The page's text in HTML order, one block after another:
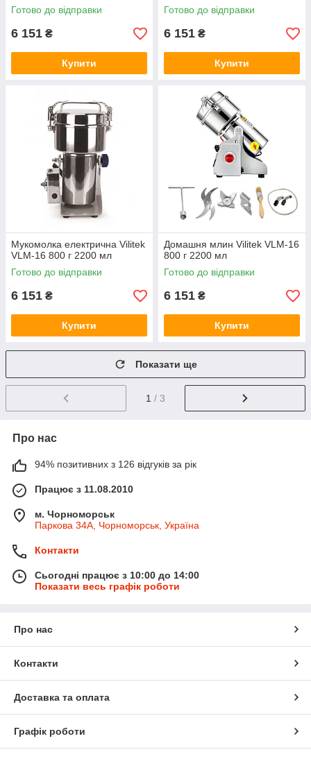
Готово до відправки
6 151 ₴
Купити
Готово до відправки
6 151 ₴
Купити
Мукомолка електрична Vilitek
VLM-16 800 г 2200 мл
Готово до відправки
6 151 ₴
Купити
Домашня млин Vilitek VLM-16
800 г 2200 мл
Готово до відправки
6 151 ₴
Купити
Показати ще
1 / 3
Про нас
94% позитивних з 126 відгуків за рік
Працює з 11.08.2010
м. Чорноморськ
Паркова 34А, Чорноморськ, Україна
Контакти
Сьогодні працює з 10:00 до 14:00
Показати весь графік роботи
Про нас
Контакти
Доставка та оплата
Графік роботи